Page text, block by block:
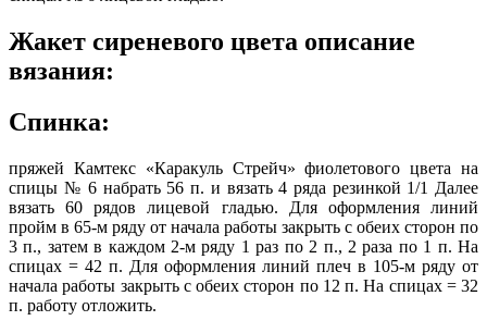
Жакет сиреневого цвета описание
вязания:
Спинка:
пряжей Камтекс «Каракуль Стрейч» фиолетового цвета на
спицы № 6 набрать 56 п. и вязать 4 ряда резинкой 1/1 Далее
вязать 60 рядов лицевой гладью. Для оформления линий
пройм в 65-м ряду от начала работы закрыть с обеих сторон по
3 п., затем в каждом 2-м ряду 1 раз по 2 п., 2 раза по 1 п. На
спицах = 42 п. Для оформления линий плеч в 105-м ряду от
начала работы закрыть с обеих сторон по 12 п. На спицах = 32
п. работу отложить.